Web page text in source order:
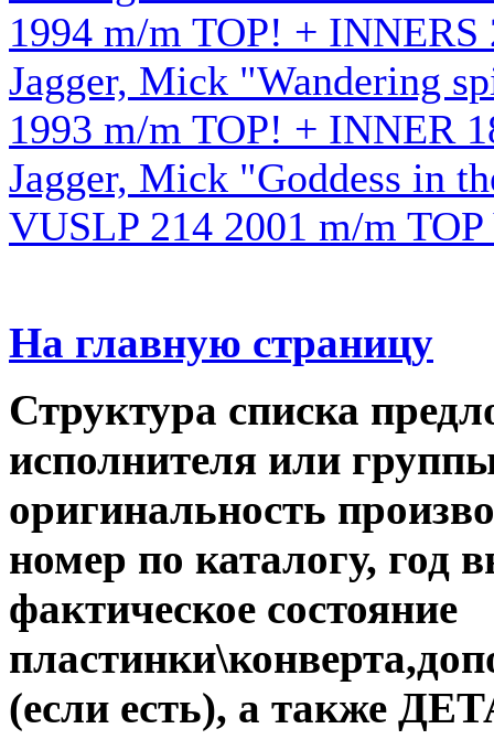
1994 m/m TOP! + INNERS
Jagger, Mick "Wandering
1993 m/m TOP! + INNER
Jagger, Mick "Goddess in
VUSLP 214 2001 m/m
На главную страницу
Структура списка
исполнителя или
оригинальность
номер по каталогу, год
фактическое состояние
(если есть), а также